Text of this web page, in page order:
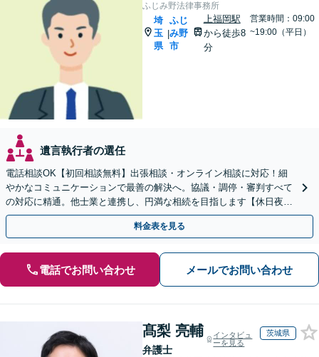
ふじみ野法律事務所
埼
玉
県
|
ふじ
み野
市
上福岡駅
から徒歩8
分
営業時間：09:00
~19:00（平日）
遺言執行者の選任
電話相談OK【初回相談無料】出張相談・オンライン相談に対応！細
やかなコミュニケーションで最善の解決へ。協議・調停・審判すべて
の対応に精通。他士業と連携し、円満な相続を目指します【休日夜間
対応】【上福岡駅8分】生前対策もお任せください
料金表を見る
電話でお問い合わせ メールでお問い合わせ
髙梨 亮輔
弁護士
インタビュ
ーを見る
茨城県